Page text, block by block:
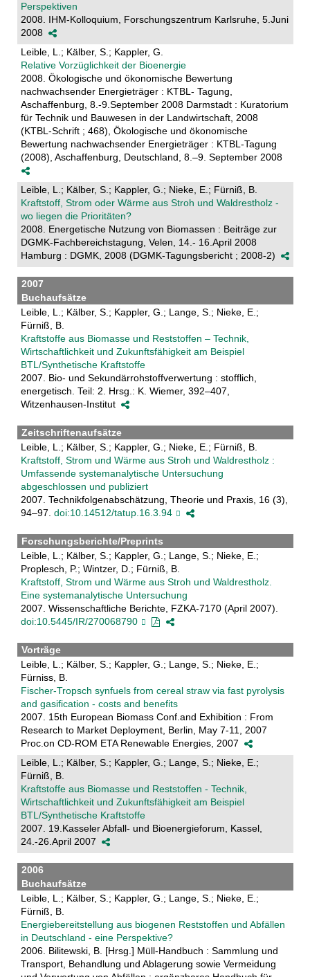
Perspektiven
2008. IHM-Kolloquium, Forschungszentrum Karlsruhe, 5.Juni
2008
Leible, L.; Kälber, S.; Kappler, G.
Relative Vorzüglichkeit der Bioenergie
2008. Ökologische und ökonomische Bewertung
nachwachsender Energieträger : KTBL- Tagung,
Aschaffenburg, 8.-9.September 2008 Darmstadt : Kuratorium
für Technik und Bauwesen in der Landwirtschaft, 2008
(KTBL-Schrift ; 468), Ökologische und ökonomische
Bewertung nachwachsender Energieträger : KTBL-Tagung
(2008), Aschaffenburg, Deutschland, 8.–9. September 2008
Leible, L.; Kälber, S.; Kappler, G.; Nieke, E.; Fürniß, B.
Kraftstoff, Strom oder Wärme aus Stroh und Waldrestholz -
wo liegen die Prioritäten?
2008. Energetische Nutzung von Biomassen : Beiträge zur
DGMK-Fachbereichstagung, Velen, 14.- 16.April 2008
Hamburg : DGMK, 2008 (DGMK-Tagungsbericht ; 2008-2)
2007
Buchaufsätze
Leible, L.; Kälber, S.; Kappler, G.; Lange, S.; Nieke, E.;
Fürniß, B.
Kraftstoffe aus Biomasse und Reststoffen – Technik,
Wirtschaftlichkeit und Zukunftsfähigkeit am Beispiel
BTL/Synthetische Kraftstoffe
2007. Bio- und Sekundärrohstoffverwertung : stofflich,
energetisch. Teil: 2. Hrsg.: K. Wiemer, 392–407,
Witzenhausen-Institut
Zeitschriftenaufsätze
Leible, L.; Kälber, S.; Kappler, G.; Nieke, E.; Fürniß, B.
Kraftstoff, Strom und Wärme aus Stroh und Waldrestholz :
Umfassende systemanalytische Untersuchung
abgeschlossen und publiziert
2007. Technikfolgenabschätzung, Theorie und Praxis, 16 (3),
94–97. doi:10.14512/tatup.16.3.94
Forschungsberichte/Preprints
Leible, L.; Kälber, S.; Kappler, G.; Lange, S.; Nieke, E.;
Proplesch, P.; Wintzer, D.; Fürniß, B.
Kraftstoff, Strom und Wärme aus Stroh und Waldrestholz.
Eine systemanalytische Untersuchung
2007. Wissenschaftliche Berichte, FZKA-7170 (April 2007).
doi:10.5445/IR/270068790
Vorträge
Leible, L.; Kälber, S.; Kappler, G.; Lange, S.; Nieke, E.;
Fürniss, B.
Fischer-Tropsch synfuels from cereal straw via fast pyrolysis
and gasification - costs and benefits
2007. 15th European Biomass Conf.and Exhibition : From
Research to Market Deployment, Berlin, May 7-11, 2007
Proc.on CD-ROM ETA Renewable Energies, 2007
Leible, L.; Kälber, S.; Kappler, G.; Lange, S.; Nieke, E.;
Fürniß, B.
Kraftstoffe aus Biomasse und Reststoffen - Technik,
Wirtschaftlichkeit und Zukunftsfähigkeit am Beispiel
BTL/Synthetische Kraftstoffe
2007. 19.Kasseler Abfall- und Bioenergieforum, Kassel,
24.-26.April 2007
2006
Buchaufsätze
Leible, L.; Kälber, S.; Kappler, G.; Lange, S.; Nieke, E.;
Fürniß, B.
Energiebereitstellung aus biogenen Reststoffen und Abfällen
in Deutschland - eine Perspektive?
2006. Bilitewski, B. [Hrsg.] Müll-Handbuch : Sammlung und
Transport, Behandlung und Ablagerung sowie Vermeidung